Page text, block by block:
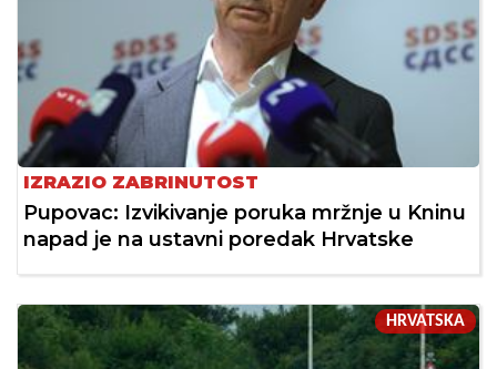
IZRAZIO ZABRINUTOST
Pupovac: Izvikivanje poruka mržnje u Kninu
napad je na ustavni poredak Hrvatske
HRVATSKA